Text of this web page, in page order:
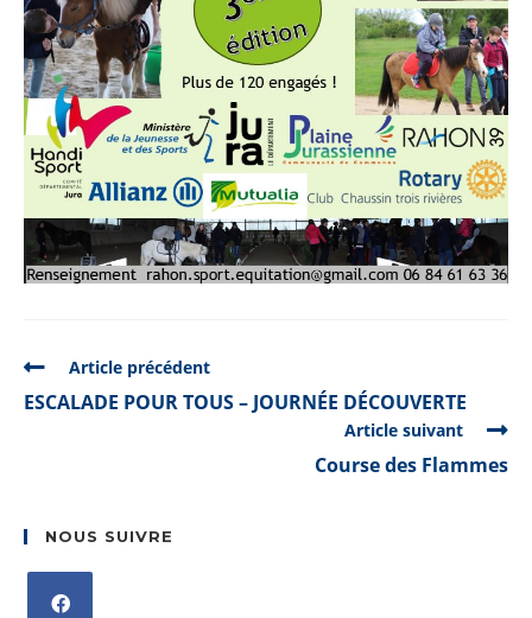
READ
ARTICLES
Article précédent
ESCALADE POUR TOUS – JOURNÉE DÉCOUVERTE
Article suivant
Course des Flammes
NOUS SUIVRE